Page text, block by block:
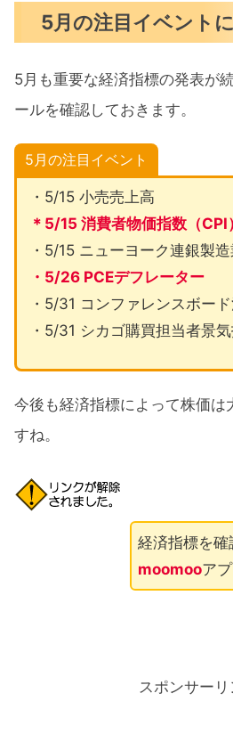
5月の注目イベント
5月も重要な経済指標の発表が
ールを確認しておきます。
5月の注目イベント
・5/15 小売売上高
＊5/15 消費者物価指数（CPI）
・5/15 ニューヨーク連銀製
・5/26 PCEデフレーター
・5/31 コンファレンスボー
・5/31 シカゴ購買担当者景気
今後も経済指標によって株価は
すね。
経済指標を確
moomooア
スポンサーリ